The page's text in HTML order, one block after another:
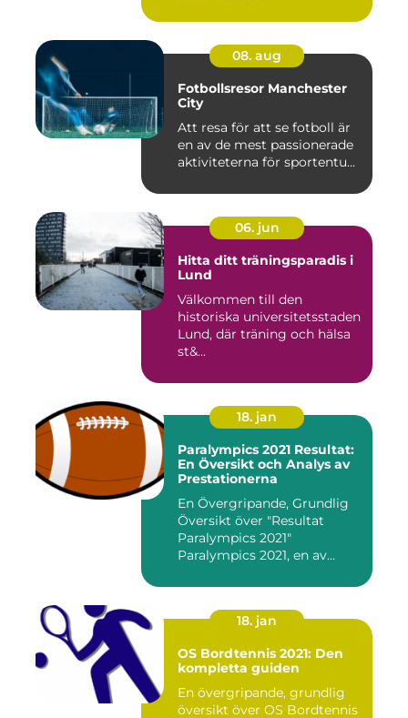
08. aug
Fotbollsresor Manchester
City
Att resa för att se fotboll är
en av de mest passionerade
aktiviteterna för sportentu...
06. jun
Hitta ditt träningsparadis i
Lund
Välkommen till den
historiska universitetsstaden
Lund, där träning och hälsa
st&...
18. jan
Paralympics 2021 Resultat:
En Översikt och Analys av
Prestationerna
En Övergripande, Grundlig
Översikt över "Resultat
Paralympics 2021"
Paralympics 2021, en av
18. jan
OS Bordtennis 2021: Den
kompletta guiden
En övergripande, grundlig
översikt över OS Bordtennis